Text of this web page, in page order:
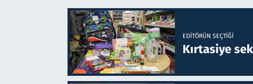
EDITÖRÜN SEÇTIĞI
Kırtasiye